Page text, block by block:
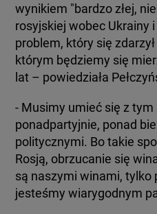
wynikiem "bardzo złej,
rosyjskiej wobec Ukrainy
problem, który się
którym będziemy się
lat – powiedziała
- Musimy umieć się z
ponadpartyjnie, ponad
politycznymi. Bo takie
Rosją, obrzucanie się
są naszymi winami, tylko
jesteśmy wiarygodnym